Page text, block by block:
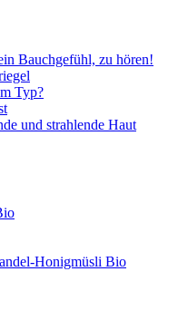
Bauchgefühl, zu hören!
Typ?
und strahlende Haut
Honigmüsli Bio